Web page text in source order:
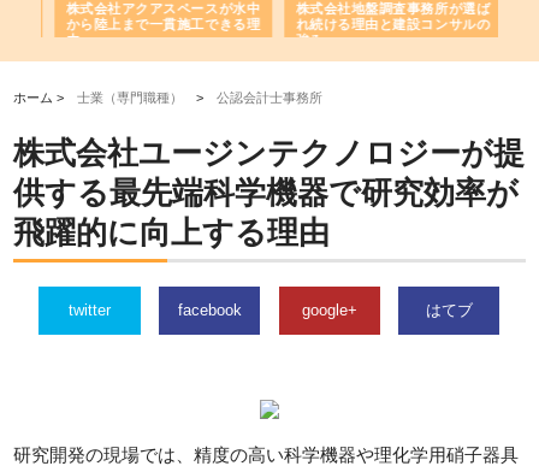
株式会社アクアスペースが水中
から陸上まで一貫施工できる理
由
株式会社地盤調査事務所が選ば
れ続ける理由と建設コンサルの
強み
ホーム >士業（専門職種） >公認会計士事務所
株式会社ユージンテクノロジーが提
供する最先端科学機器で研究効率が
飛躍的に向上する理由
twitter facebook google+ はてブ
研究開発の現場では、精度の高い科学機器や理化学用硝子器具